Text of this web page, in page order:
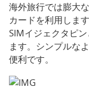
海外旅行では膨大
カードを利用しま
SIMイジェクタピ
ます。シンプルな
便利です。